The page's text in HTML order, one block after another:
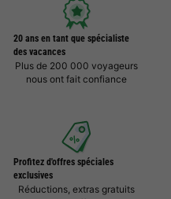
20 ans en tant que spécialiste
des vacances
Plus de 200 000 voyageurs
nous ont fait confiance
Profitez d'offres spéciales
exclusives
Réductions, extras gratuits